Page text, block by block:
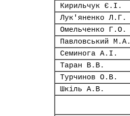
Кирильчук Є.І.
Лук'яненко Л.Г.
Омельченко Г.О.
Павловський М.А.
Семинога А.І.
Таран В.В.
Турчинов О.В.
Шкіль А.В.